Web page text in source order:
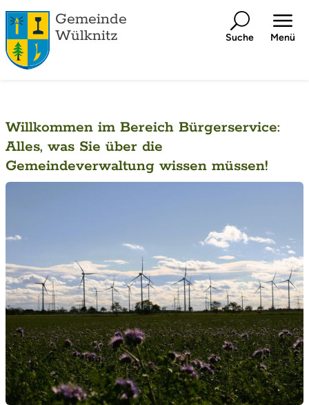
Gemeinde
Wülknitz
Suche Menü
Willkommen im Bereich Bürgerservice:
Alles, was Sie über die
Gemeindeverwaltung wissen müssen!